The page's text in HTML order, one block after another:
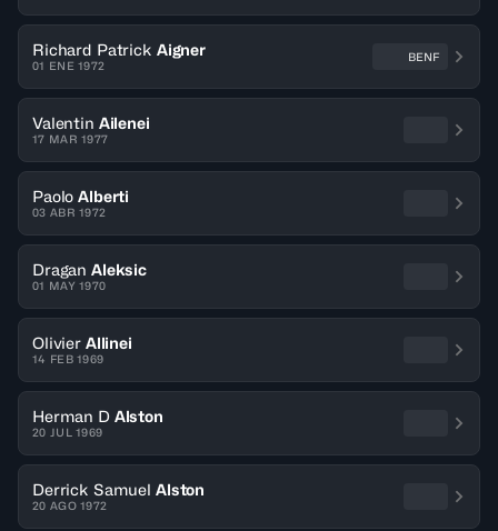
Richard Patrick Aigner
01 ENE 1972
BENF
Valentin Ailenei
17 MAR 1977
Paolo Alberti
03 ABR 1972
Dragan Aleksic
01 MAY 1970
Olivier Allinei
14 FEB 1969
Herman D Alston
20 JUL 1969
Derrick Samuel Alston
20 AGO 1972